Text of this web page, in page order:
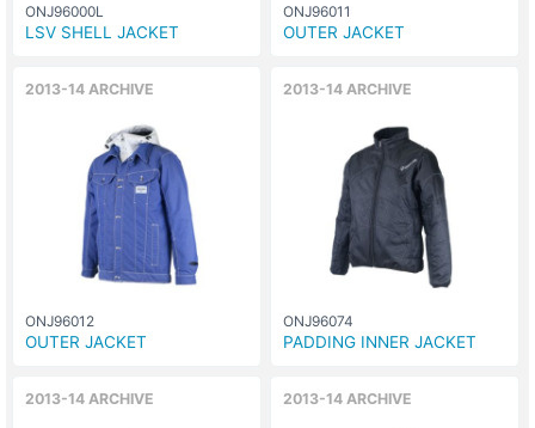
ONJ96000L
LSV SHELL JACKET
ONJ96011
OUTER JACKET
2013-14 ARCHIVE
ONJ96012
OUTER JACKET
2013-14 ARCHIVE
ONJ96074
PADDING INNER JACKET
2013-14 ARCHIVE 2013-14 ARCHIVE